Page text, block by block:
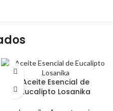
Aceite Esencial de
Eucalipto Losanika